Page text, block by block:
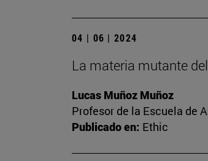
04 | 06 | 2024
La materia mutante
Lucas Muñoz Muñoz
Profesor de la Escuela de
Publicado en: Ethic